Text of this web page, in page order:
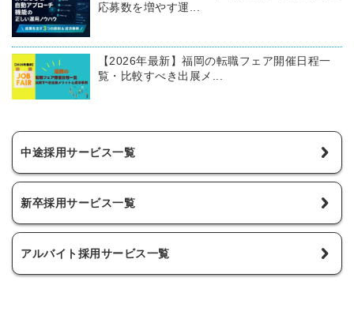
応募数を増やす運...
【2026年最新】福岡の転職フェア開催日程一
覧・比較すべき出展メ...
中途採用サービス一覧
新卒採用サービス一覧
アルバイト採用サービス一覧